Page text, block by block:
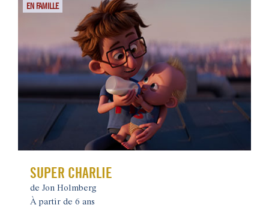
EN FAMILLE
SUPER CHARLIE
de Jon Holmberg
À partir de 6 ans